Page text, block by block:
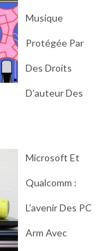
Musique
Protégée Par
Des Droits
D’auteur Des
Microsoft Et
Qualcomm :
L’avenir Des PC
Arm Avec